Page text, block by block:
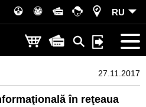
RU
27.11.2017
în reţeaua